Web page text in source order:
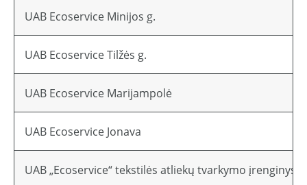
UAB Ecoservice Minijos g.
UAB Ecoservice Tilžės g.
UAB Ecoservice Marijampolė
UAB Ecoservice Jonava
UAB „Ecoservice“ tekstilės atliekų tvarkymo įrenginys